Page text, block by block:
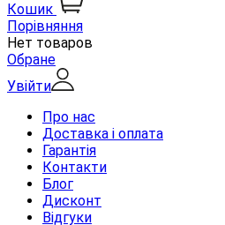
Кошик
Порівняння
Нет товаров
Обране
Увійти
Про нас
Доставка і оплата
Гарантія
Контакти
Блог
Дисконт
Відгуки